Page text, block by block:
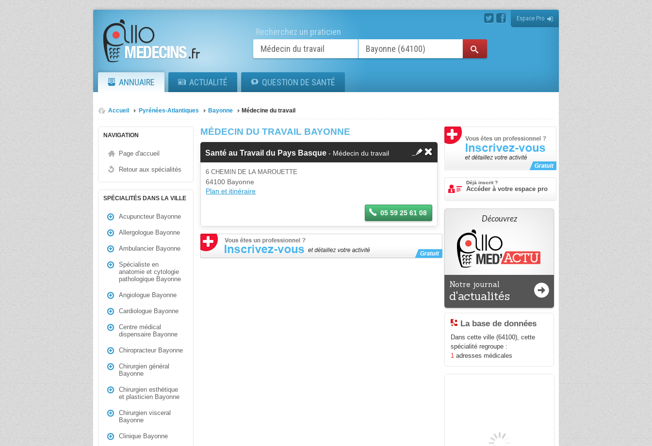
Espace Pro
Recherchez un praticien
ANNUAIRE ACTUALITÉ QUESTION DE SANTÉ
Accueil Pyrénées-Atlantiques Bayonne Médecine du travail
NAVIGATION
Page d'accueil
Retour aux spécialités
SPÉCIALITÉS DANS LA VILLE
Acupuncteur Bayonne
Allergologue Bayonne
Ambulancier Bayonne
Spécialiste en
anatomie et cytologie
pathologique Bayonne
Angiologue Bayonne
Cardiologue Bayonne
Centre médical
dispensaire Bayonne
Chiropracteur Bayonne
Chirurgien général
Bayonne
Chirurgien esthétique
et plasticien Bayonne
Chirurgien visceral
Bayonne
Clinique Bayonne
MÉDECIN DU TRAVAIL BAYONNE
Santé au Travail du Pays Basque - Médecin du travail
6 CHEMIN DE LA MAROUETTE
64100 Bayonne
Plan et itinéraire
05 59 25 61 08
Déjà inscrit ?
Accéder à votre espace pro
Découvrez
Notre journal
d'actualités
La base de données
Dans cette ville (64100), cette
spécialité regroupe :
1 adresses médicales